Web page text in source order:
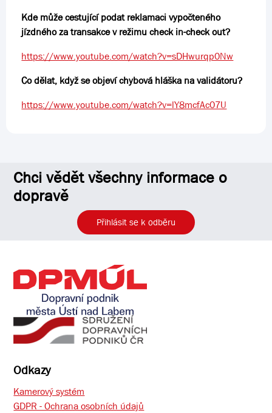
Kde může cestující podat reklamaci vypočteného
jízdného za transakce v režimu check in-check out?
https://www.youtube.com/watch?v=sDHwurqp0Nw
Co dělat, když se objeví chybová hláška na validátoru?
https://www.youtube.com/watch?v=lY8mcfAc07U
Chci vědět všechny informace o
dopravě
Přihlásit se k odběru
Odkazy
Kamerový systém
GDPR - Ochrana osobních údajů